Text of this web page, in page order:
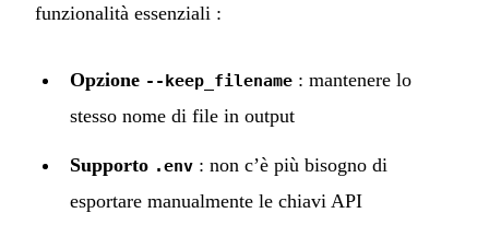
funzionalità essenziali :
Opzione --keep_filename : mantenere lo
stesso nome di file in output
Supporto .env : non c’è più bisogno di
esportare manualmente le chiavi API